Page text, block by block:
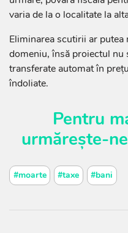
varia de la o localitate la
Eliminarea scutirii ar
domeniu, însă proiectul nu
transferate automat în
îndoliate.
Pentru
urmărește-
#moarte #taxe #bani